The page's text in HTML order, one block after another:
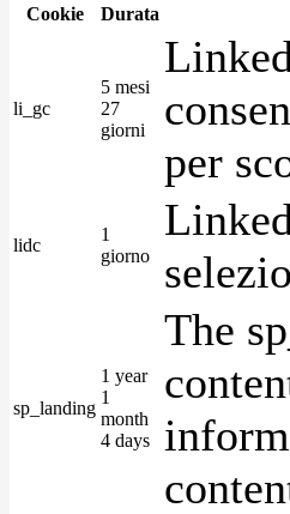
Cookie Durata
li_gc
5 mesi
27
giorni
per
lidc
1
giorno
sp_landing
1 year
1
month
4 days
The